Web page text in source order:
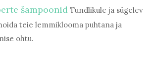
šampoonid Tundlikule ja sügelev
teie lemmiklooma puhtana ja
ohtu.